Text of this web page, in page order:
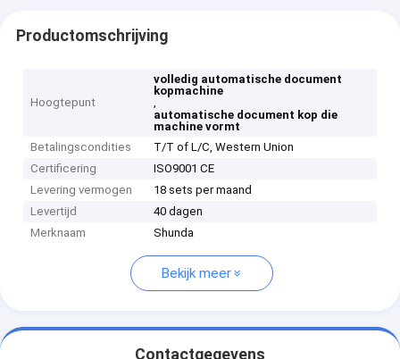
Productomschrijving
Hoogtepunt
volledig automatische document
kopmachine
,
automatische document kop die
machine vormt
Betalingscondities
T/T of L/C, Western Union
Certificering
ISO9001 CE
Levering vermogen
18 sets per maand
Levertijd
40 dagen
Merknaam
Shunda
Bekijk meer
Contactgegevens